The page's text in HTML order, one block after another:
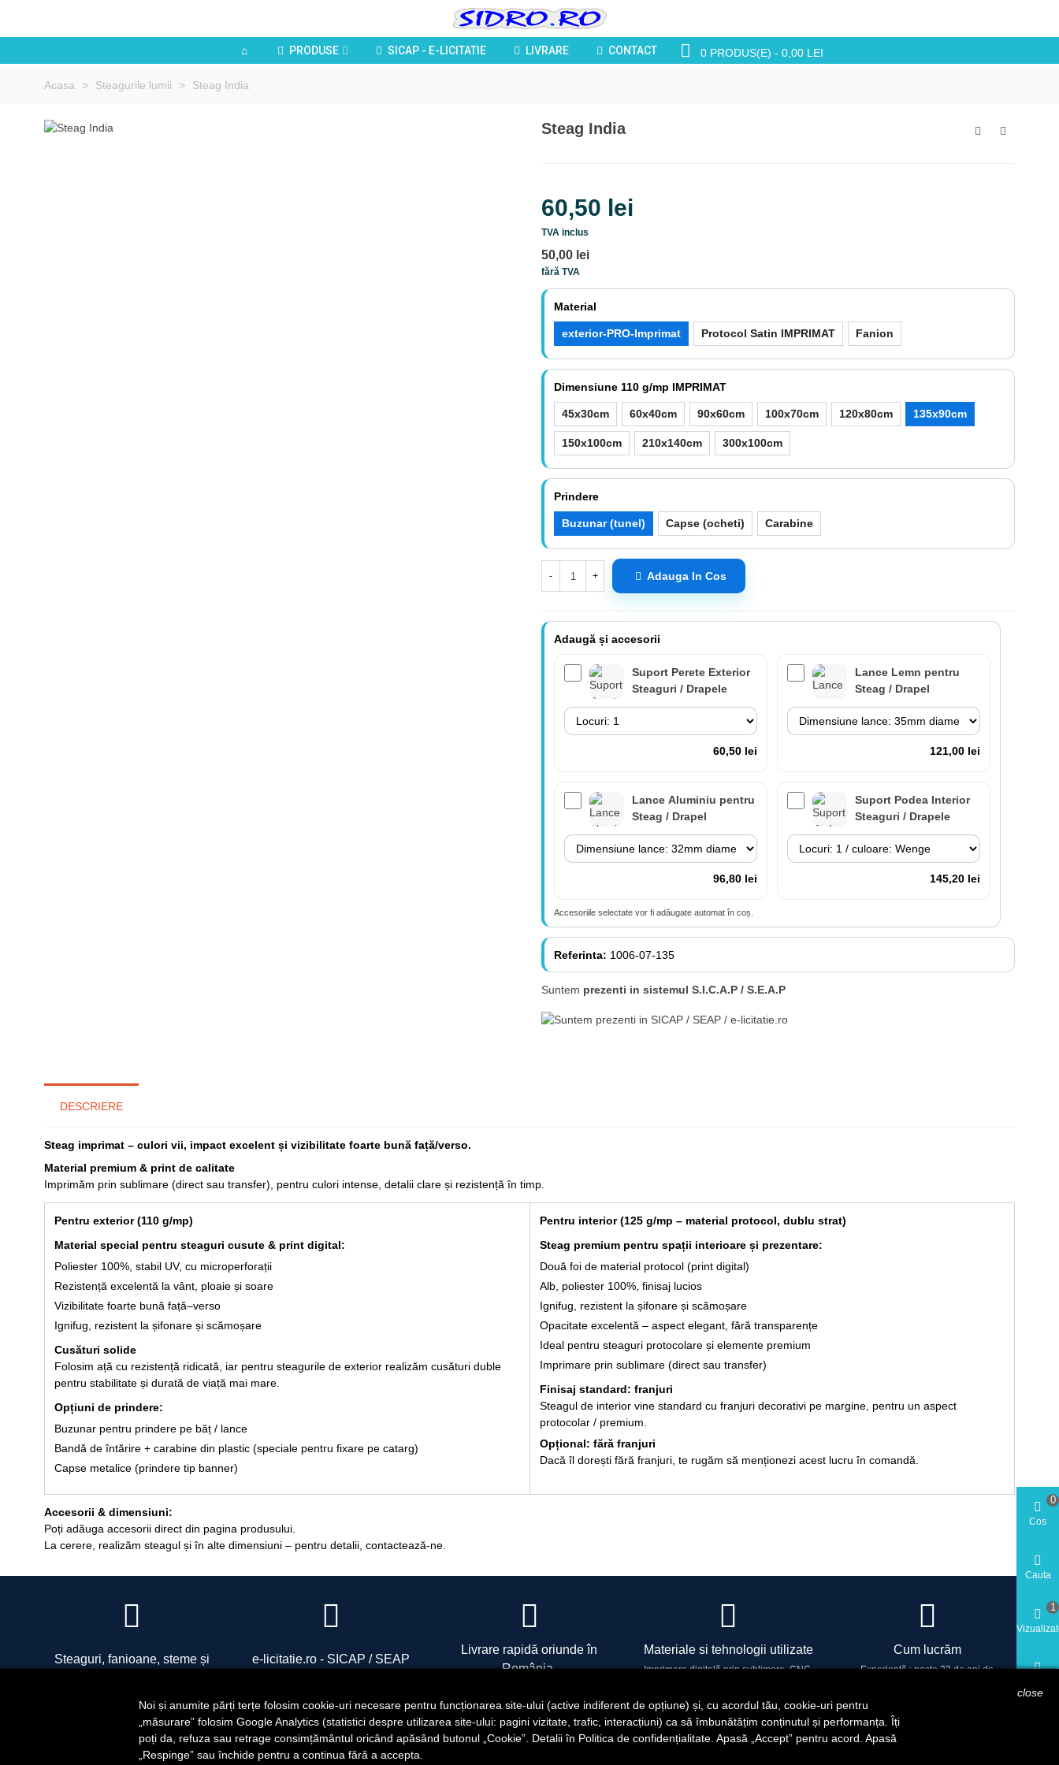
PRODUSE SICAP - E-LICITATIE LIVRARE CONTACT 0 PRODUS(E) - 0,00 LEI
Acasa > Steagurile lumii > Steag India
Steag India
60,50 lei
TVA inclus
50,00 lei
fără TVA
Material
exterior-PRO-Imprimat Protocol Satin IMPRIMAT Fanion
Dimensiune 110 g/mp IMPRIMAT
45x30cm 60x40cm 90x60cm 100x70cm 120x80cm 135x90cm
150x100cm 210x140cm 300x100cm
Prindere
Buzunar (tunel) Capse (ocheti) Carabine
- + Adauga In Cos
Adaugă și accesorii
Suport Perete Exterior
Steaguri / Drapele
60,50 lei
Lance Lemn pentru
Steag / Drapel
121,00 lei
Lance Aluminiu pentru
Steag / Drapel
96,80 lei
Suport Podea Interior
Steaguri / Drapele
145,20 lei
Lance 180cm cu
(fără steag)
Lance cu suport
Accesoriile selectate vor fi adăugate automat în coș.
Referinta: 1006-07-135
Suntem prezenti in sistemul S.I.C.A.P / S.E.A.P
DESCRIERE
Steag imprimat – culori vii, impact excelent și vizibilitate foarte bună față/verso.
Material premium & print de calitate
Imprimăm prin sublimare (direct sau transfer), pentru culori intense, detalii clare și rezistență în timp.
Pentru exterior (110 g/mp)
Material special pentru steaguri cusute & print digital:
Poliester 100%, stabil UV, cu microperforații
Rezistență excelentă la vânt, ploaie și soare
Vizibilitate foarte bună față–verso
Ignifug, rezistent la șifonare și scămoșare
Cusături solide
Folosim ață cu rezistență ridicată, iar pentru steagurile de exterior realizăm cusături duble
pentru stabilitate și durată de viață mai mare.
Opțiuni de prindere:
Buzunar pentru prindere pe băț / lance
Bandă de întărire + carabine din plastic (speciale pentru fixare pe catarg)
Capse metalice (prindere tip banner)
Pentru interior (125 g/mp – material protocol, dublu strat)
Steag premium pentru spații interioare și prezentare:
Două foi de material protocol (print digital)
Alb, poliester 100%, finisaj lucios
Ignifug, rezistent la șifonare și scămoșare
Opacitate excelentă – aspect elegant, fără transparențe
Ideal pentru steaguri protocolare și elemente premium
Imprimare prin sublimare (direct sau transfer)
Finisaj standard: franjuri
Steagul de interior vine standard cu franjuri decorativi pe margine, pentru un aspect
protocolar / premium.
Opțional: fără franjuri
Dacă îl dorești fără franjuri, te rugăm să menționezi acest lucru în comandă.
Accesorii & dimensiuni:
Poți adăuga accesorii direct din pagina produsului.
La cerere, realizăm steagul și în alte dimensiuni – pentru detalii, contactează-ne.
Steaguri, fanioane, steme și
office@sidro.ro
e-licitatie.ro - SICAP / SEAP
Livrare rapidă oriunde în
România.
Materiale si tehnologii utilizate
Imprimare digitală prin sublimare, CNC,
Cum lucrăm
Experiență : peste 22 de ani de
Cos
0
Cauta
1
close
Noi și anumite părți terțe folosim cookie-uri necesare pentru funcționarea site-ului (active indiferent de opțiune) și, cu acordul tău, cookie-uri pentru
„măsurare” folosim Google Analytics (statistici despre utilizarea site-ului: pagini vizitate, trafic, interacțiuni) ca să îmbunătățim conținutul și performanța. Îți
poți da, refuza sau retrage consimțământul oricând apăsând butonul „Cookie”. Detalii în Politica de confidențialitate. Apasă „Accept” pentru acord. Apasă
„Respinge” sau închide pentru a continua fără a accepta.